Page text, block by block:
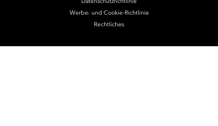
Datenschutzrichtlinie
Werbe- und Cookie-Richtlinie
Rechtliches